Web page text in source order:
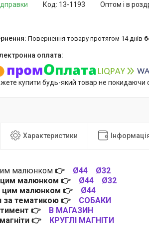
Оптом і в
Код: 13-1193
повернення товару протягом 14 днів
купити будь-який товар не покидаючи
Характеристики
малюнком 👉 Ø44
Ø32
цим малюнком 👉 Ø44
Ø32
цим малюнком 👉 Ø44
за тематикою 👉 СОБАКИ
👉
В МАГАЗИН
👉
КРУГЛІ МАГНІТИ